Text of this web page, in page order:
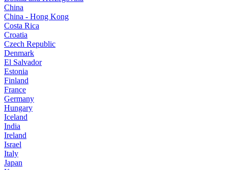
China
China - Hong Kong
Costa Rica
Croatia
Czech Republic
Denmark
El Salvador
Estonia
Finland
France
Germany
Hungary
Iceland
India
Ireland
Israel
Italy
Japan